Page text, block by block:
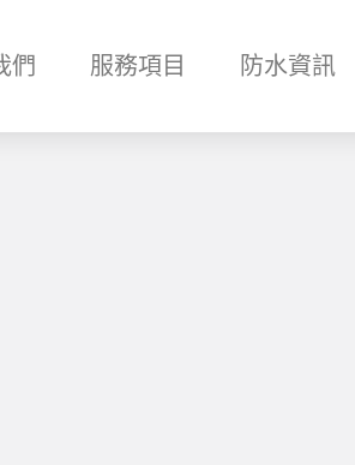
們 服務項目 防水資訊